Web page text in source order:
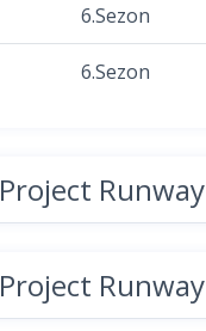
6.Sezon
6.Sezon
Project Runway
Project Runway